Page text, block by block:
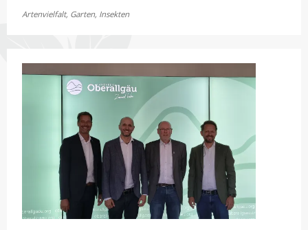
Bayerns
Artenvielfalt, Garten, Insekten